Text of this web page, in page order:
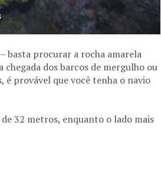
basta procurar a rocha amarela
chegada dos barcos de mergulho ou
é provável que você tenha o navio
32 metros, enquanto o lado mais